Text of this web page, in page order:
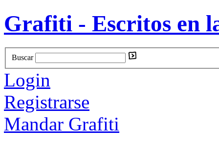
Grafiti - Escritos en
Buscar
Login
Registrarse
Mandar Grafiti